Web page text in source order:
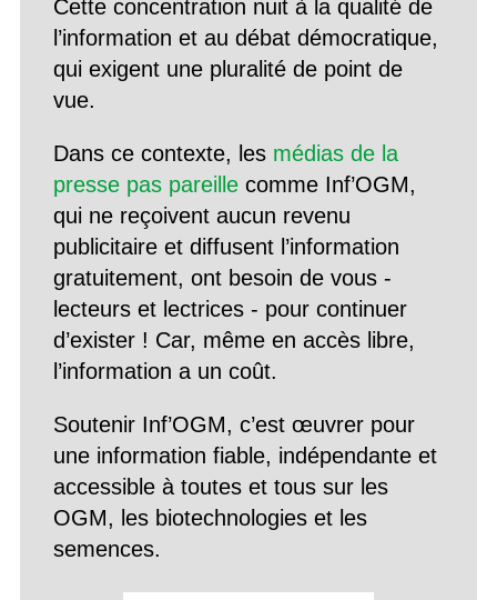
Cette concentration nuit à la qualité de
l’information et au débat démocratique,
qui exigent une pluralité de point de
vue.
Dans ce contexte, les médias de la
presse pas pareillecomme Inf’OGM,
qui ne reçoivent aucun revenu
publicitaire et diffusent l’information
gratuitement, ont besoin de vous -
lecteurs et lectrices - pour continuer
d’exister ! Car, même en accès libre,
l’information a un coût.
Soutenir Inf’OGM, c’est œuvrer pour
une information fiable, indépendante et
accessible à toutes et tous sur les
OGM, les biotechnologies et les
semences.